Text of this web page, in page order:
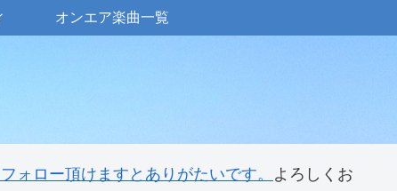
オンエア楽曲一覧
ォロー頂けますとありがたいです。 よろしくお